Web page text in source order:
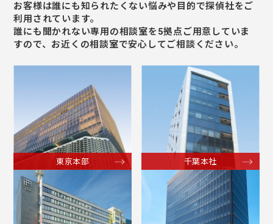
お客様は誰にも知られたくない悩みや⽬的で探偵社をご
利⽤されています。
誰にも聞かれない専⽤の相談室を5拠点ご⽤意していま
すので、お近くの相談室で安⼼してご相談ください。
東京本部 千葉本社